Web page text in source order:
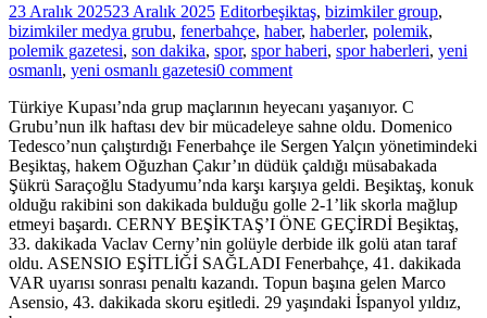
23 Aralık 202523 Aralık 2025 Editorbeşiktaş, bizimkiler group,
bizimkiler medya grubu, fenerbahçe, haber, haberler, polemik,
polemik gazetesi, son dakika, spor, spor haberi, spor haberleri, yeni
osmanlı, yeni osmanlı gazetesi0 comment
Türkiye Kupası’nda grup maçlarının heyecanı yaşanıyor. C
Grubu’nun ilk haftası dev bir mücadeleye sahne oldu. Domenico
Tedesco’nun çalıştırdığı Fenerbahçe ile Sergen Yalçın yönetimindeki
Beşiktaş, hakem Oğuzhan Çakır’ın düdük çaldığı müsabakada
Şükrü Saraçoğlu Stadyumu’nda karşı karşıya geldi. Beşiktaş, konuk
olduğu rakibini son dakikada bulduğu golle 2-1’lik skorla mağlup
etmeyi başardı. CERNY BEŞİKTAŞ’I ÖNE GEÇİRDİ Beşiktaş,
33. dakikada Vaclav Cerny’nin golüyle derbide ilk golü atan taraf
oldu. ASENSIO EŞİTLİĞİ SAĞLADI Fenerbahçe, 41. dakikada
VAR uyarısı sonrası penaltı kazandı. Topun başına gelen Marco
Asensio, 43. dakikada skoru eşitledi. 29 yaşındaki İspanyol yıldız,